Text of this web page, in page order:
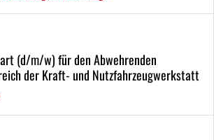
(d/m/w) für den Abwehrenden
der Kraft- und Nutzfahrzeugwerkstatt